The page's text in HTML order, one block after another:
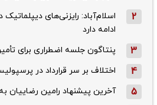
2
اسلام‌آباد: رایزنی‌های
ادامه دارد
3 پنتاگون جلسه اضطراری برای
4 اختلاف بر سر قرارداد در
5 آخرین پیشنهاد رامین رضاییان